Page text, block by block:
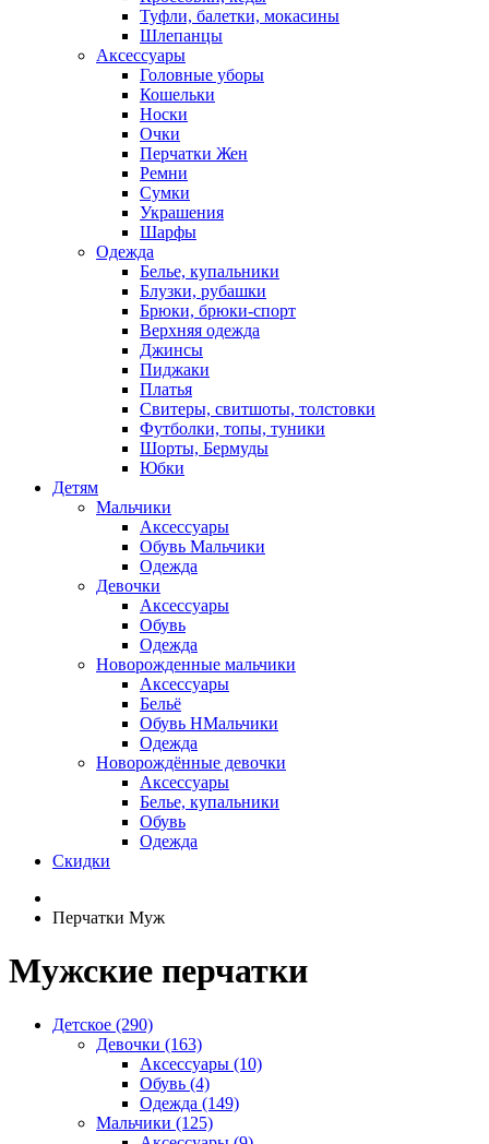
Туфли, балетки, мокасины
Шлепанцы
Аксессуары
Головные уборы
Кошельки
Носки
Очки
Перчатки Жен
Ремни
Сумки
Украшения
Шарфы
Одежда
Белье, купальники
Блузки, рубашки
Брюки, брюки-спорт
Верхняя одежда
Джинсы
Пиджаки
Платья
Свитеры, свитшоты, толстовки
Футболки, топы, туники
Шорты, Бермуды
Юбки
Детям
Мальчики
Аксессуары
Обувь Мальчики
Одежда
Девочки
Аксессуары
Обувь
Одежда
Новорожденные мальчики
Аксессуары
Бельё
Обувь НМальчики
Одежда
Новорождённые девочки
Аксессуары
Белье, купальники
Обувь
Одежда
Скидки
Перчатки Муж
Мужские перчатки
Детское (290)
Девочки (163)
Аксессуары (10)
Обувь (4)
Одежда (149)
Мальчики (125)